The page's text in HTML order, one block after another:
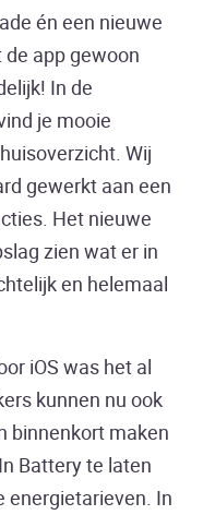
én een nieuwe
app gewoon
In de
je mooie
Wij
gewerkt aan een
Het nieuwe
zien wat er in
en helemaal
iOS was het al
kunnen nu ook
binnenkort maken
Battery te laten
energietarieven. In